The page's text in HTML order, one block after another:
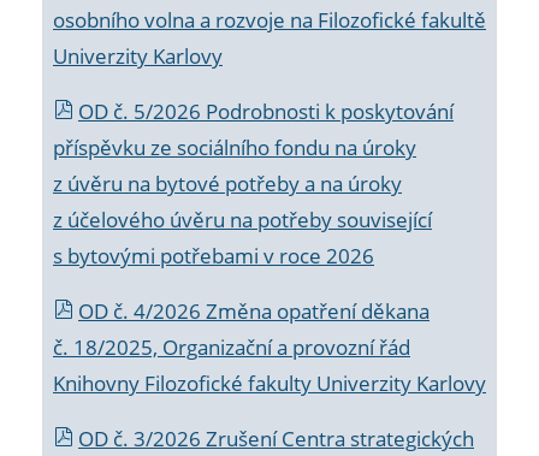
osobního volna a rozvoje na Filozofické fakultě
Univerzity Karlovy
OD č. 5/2026 Podrobnosti k poskytování
příspěvku ze sociálního fondu na úroky
z úvěru na bytové potřeby a na úroky
z účelového úvěru na potřeby související
s bytovými potřebami v roce 2026
OD č. 4/2026 Změna opatření děkana
č. 18/2025, Organizační a provozní řád
Knihovny Filozofické fakulty Univerzity Karlovy
OD č. 3/2026 Zrušení Centra strategických